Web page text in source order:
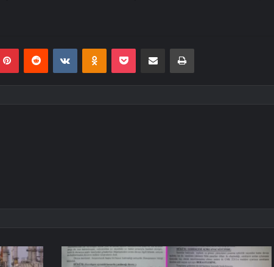
PinterestReddit VKontakteOdnoklassniki
Pocket E-Posta ile paylaş Yazdır